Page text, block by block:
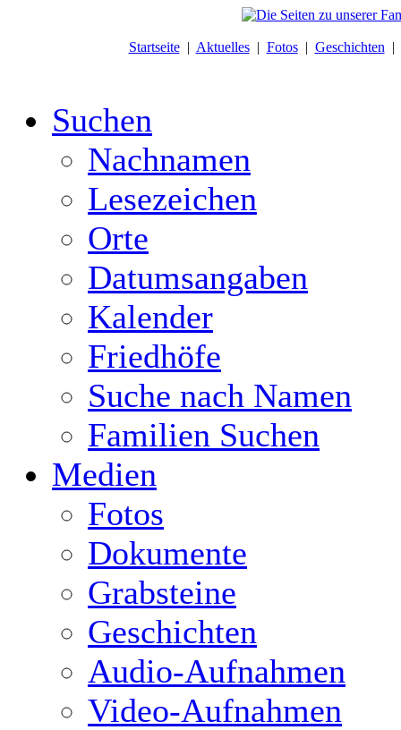
Startseite| Aktuelles| Fotos| Geschichten |
Suchen
Nachnamen
Lesezeichen
Orte
Datumsangaben
Kalender
Friedhöfe
Suche nach Namen
Familien Suchen
Medien
Fotos
Dokumente
Grabsteine
Geschichten
Audio-Aufnahmen
Video-Aufnahmen